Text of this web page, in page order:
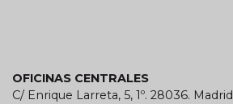
OFICINAS CENTRALES
C/ Enrique Larreta, 5, 1º. 28036. Madrid